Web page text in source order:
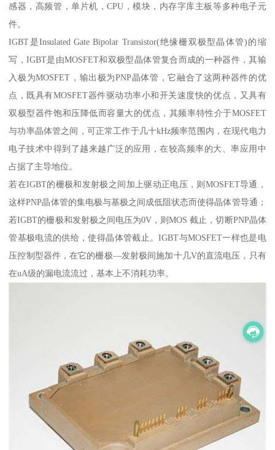
感器，高频管，单片机，CPU，模块，内存字库主板等多种电子元
件。
IGBT是Insulated Gate Bipolar Transistor(绝缘栅双极型晶体管)的缩
写，IGBT是由MOSFET和双极型晶体管复合而成的一种器件，其输
入极为MOSFET，输出极为PNP晶体管，它融合了这两种器件的优
点，既具有MOSFET器件驱动功率小和开关速度快的优点，又具有
双极型器件饱和压降低而容量大的优点，其频率特性介于MOSFET
与功率晶体管之间，可正常工作于几十kHz频率范围内，在现代电力
电子技术中得到了越来越广泛的应用，在较高频率的大、率应用中
占据了主导地位。
若在IGBT的栅极和发射极之间加上驱动正电压，则MOSFET导通，
这样PNP晶体管的集电极与基极之间成低阻状态而使得晶体管导通；
若IGBT的栅极和发射极之间电压为0V，则MOS 截止，切断PNP晶体
管基极电流的供给，使得晶体管截止。IGBT与MOSFET一样也是电
压控制型器件，在它的栅极—发射极间施加十几V的直流电压，只有
在uA级的漏电流流过，基本上不消耗功率。